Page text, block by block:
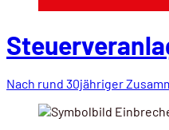
Nach rund 30jähriger